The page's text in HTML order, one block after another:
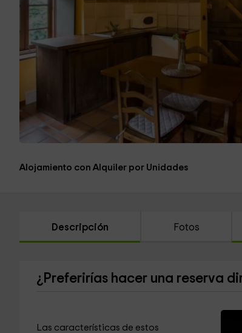
Alojamiento con Alquiler por Unidades
Descripción Fotos
¿Preferirías hacer una reserva
Las características de estos